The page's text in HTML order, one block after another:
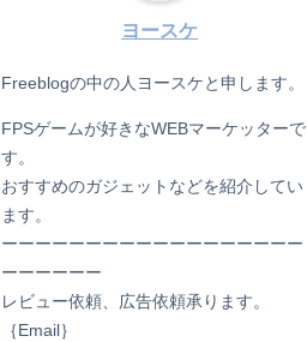
ヨースケ
Freeblogの中の人ヨースケと申します。
FPSゲームが好きなWEBマーケッターで
す。
おすすめのガジェットなどを紹介してい
ます。
ーーーーーーーーーーーーーーーーーー
ーーーーーー
レビュー依頼、広告依頼承ります。
｛Email｝